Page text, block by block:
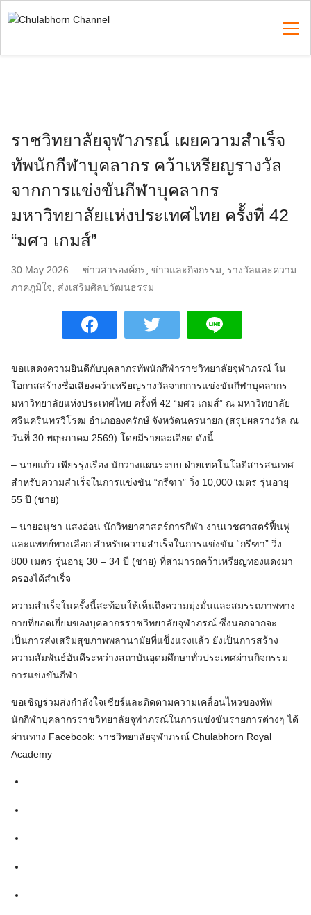
to
ราชวิทยาลัยจุฬาภรณ์ เผยความสำเร็จ
ทัพนักกีฬาบุคลากร คว้าเหรียญรางวัล
จากการแข่งขันกีฬาบุคลากร
มหาวิทยาลัยแห่งประเทศไทย ครั้งที่ 42
“มศว เกมส์”
30 May 2026 ข่าวสารองค์กร ข่าวและกิจกรรม
รางวัลและความ
ภาคภูมิใจ
ส่งเสริมศิลปวัฒนธรรม
ขอแสดงความยินดีกับบุคลากรทัพนักกีฬาราชวิทยาลัยจุฬาภรณ์ ใน
โอกาสสร้างชื่อเสียงคว้าเหรียญรางวัลจากการแข่งขันกีฬาบุคลากร
มหาวิทยาลัยแห่งประเทศไทย ครั้งที่ 42 “มศว เกมส์” ณ มหาวิทยาลัย
ศรีนครินทรวิโรฒ อำเภอองครักษ์ จังหวัดนครนายก (สรุปผลรางวัล ณ
วันที่ 30 พฤษภาคม 2569) โดยมีรายละเอียด ดังนี้
– นายแก้ว เพียรรุ่งเรือง นักวางแผนระบบ ฝ่ายเทคโนโลยีสารสนเทศ
สำหรับความสำเร็จในการแข่งขัน “กรีฑา” วิ่ง 10,000 เมตร รุ่นอายุ
55 ปี (ชาย)
– นายอนุชา แสงอ่อน นักวิทยาศาสตร์การกีฬา งานเวชศาสตร์ฟื้นฟู
และแพทย์ทางเลือก สำหรับความสำเร็จในการแข่งขัน “กรีฑา” วิ่ง
800 เมตร รุ่นอายุ 30 – 34 ปี (ชาย) ที่สามารถคว้าเหรียญทองแดงมา
ครองได้สำเร็จ
ความสำเร็จในครั้งนี้สะท้อนให้เห็นถึงความมุ่งมั่นและสมรรถภาพทาง
กายที่ยอดเยี่ยมของบุคลากรราชวิทยาลัยจุฬาภรณ์ ซึ่งนอกจากจะ
เป็นการส่งเสริมสุขภาพพลานามัยที่แข็งแรงแล้ว ยังเป็นการสร้าง
ความสัมพันธ์อันดีระหว่างสถาบันอุดมศึกษาทั่วประเทศผ่านกิจกรรม
การแข่งขันกีฬา
ขอเชิญร่วมส่งกำลังใจเชียร์และติดตามความเคลื่อนไหวของทัพ
นักกีฬาบุคลากรราชวิทยาลัยจุฬาภรณ์ในการแข่งขันรายการต่างๆ ได้
ผ่านทาง Facebook: ราชวิทยาลัยจุฬาภรณ์ Chulabhorn Royal
Academy